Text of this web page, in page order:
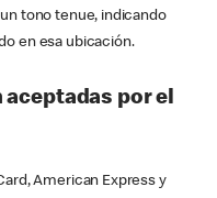
tono tenue, indicando
en esa ubicación.
aceptadas por el
American Express y